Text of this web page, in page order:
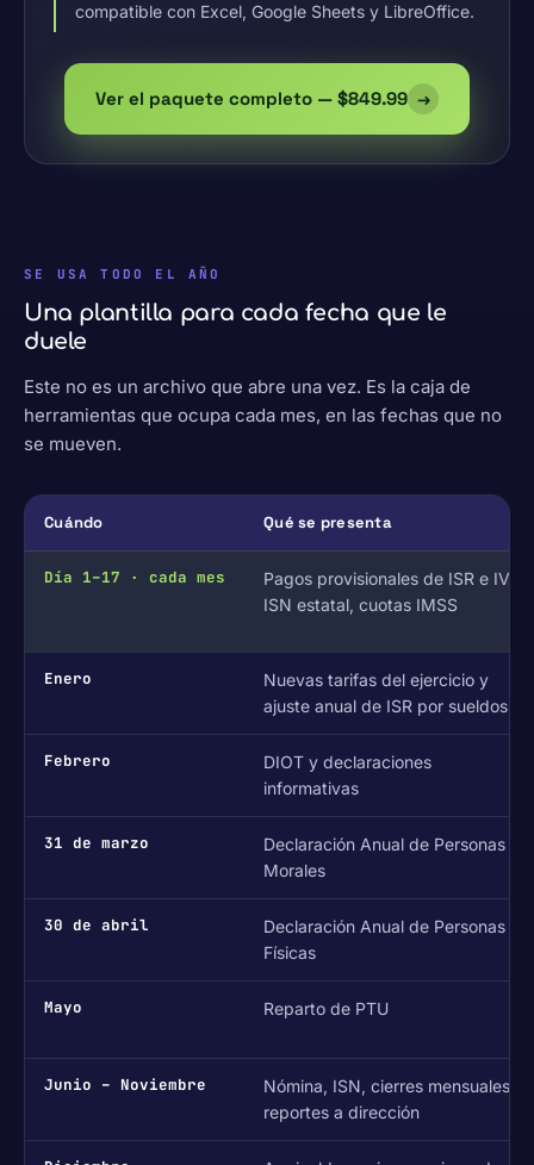
compatible con Excel, Google Sheets y LibreOffice.
Ver el paquete completo — $849.99 →
SE USA TODO EL AÑO
Una plantilla para cada fecha que le
duele
Este no es un archivo que abre una vez. Es la caja de
herramientas que ocupa cada mes, en las fechas que no
se mueven.
Cuándo Qué se presenta
Día 1–17 · cada mes
Pagos provisionales de ISR e IVA,
ISN estatal, cuotas IMSS
Enero
Nuevas tarifas del ejercicio y
ajuste anual de ISR por sueldos
Febrero
DIOT y declaraciones
informativas
31 de marzo
Declaración Anual de Personas
Morales
30 de abril
Declaración Anual de Personas
Físicas
Mayo Reparto de PTU
Junio – Noviembre
Nómina, ISN, cierres mensuales y
reportes a dirección